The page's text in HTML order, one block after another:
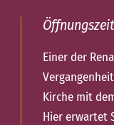
Einer der
Kirche mit
Hier erwartet